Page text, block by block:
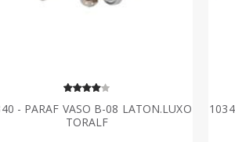
- PARAF VASO B-08 LATON.LUXO
TORALF